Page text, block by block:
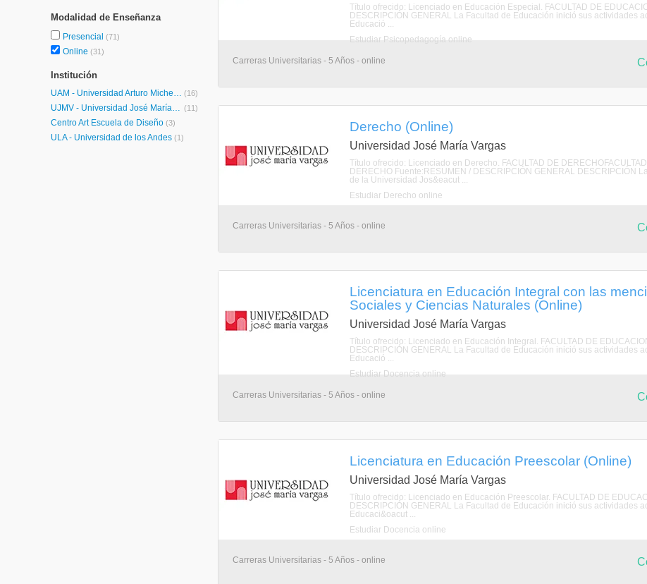
Modalidad de Enseñanza
Presencial (71)
Online (31)
Institución
UAM - Universidad Arturo Michelena (16)
UJMV - Universidad José María Vargas (11)
Centro Art Escuela de Diseño (3)
ULA - Universidad de los Andes (1)
Título ofrecido: Licenciado en Educación Especial. FACULTAD DE
DESCRIPCIÓN GENERAL La Facultad de Educación inició sus actividades
Educació ...
Estudiar Psicopedagogía online
Carreras Universitarias - 5 Años - online
Derecho (Online)
Universidad José María Vargas
Título ofrecido: Licenciado en Derecho. FACULTAD DE
DERECHO Fuente:RESUMEN / DESCRIPCIÓN GENERAL DESCRIPCIÓN
de la Universidad Jos&eacut ...
Estudiar Derecho online
Carreras Universitarias - 5 Años - online
Licenciatura en Educación Integral con las
Sociales y Ciencias Naturales (Online)
Universidad José María Vargas
Título ofrecido: Licenciado en Educación Integral. FACULTAD DE
DESCRIPCIÓN GENERAL La Facultad de Educación inició sus actividades
Educació ...
Estudiar Docencia online
Carreras Universitarias - 5 Años - online
Licenciatura en Educación Preescolar (Online)
Universidad José María Vargas
Título ofrecido: Licenciado en Educación Preescolar. FACULTAD DE
DESCRIPCIÓN GENERAL La Facultad de Educación inició sus actividades
Educaci&oacut ...
Estudiar Docencia online
Carreras Universitarias - 5 Años - online